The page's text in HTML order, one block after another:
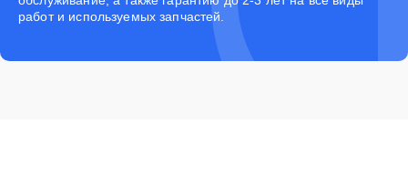
работ и используемых запчастей.